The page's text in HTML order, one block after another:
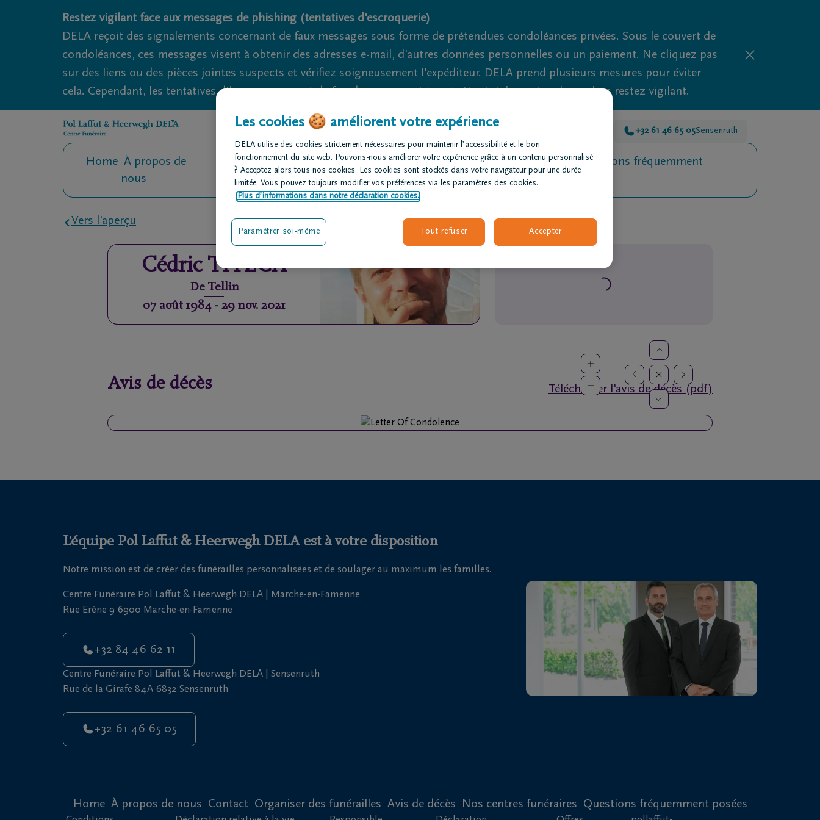
Obituaries.breadcrumbs.SkipLink
Restez vigilant face aux messages de phishing (tentatives d'escroquerie)
DELA reçoit des signalements concernant de faux messages sous forme de prétendues condoléances privées. Sous le couvert de
condoléances, ces messages visent à obtenir des adresses e-mail, d'autres données personnelles ou un paiement. Ne cliquez pas
sur des liens ou des pièces jointes suspects et vérifiez soigneusement l'expéditeur. DELA prend plusieurs mesures pour éviter
cela. Cependant, les tentatives d'hameçonnage et de fraude ne peuvent jamais être totalement exclues, alors restez vigilant.
Nous sommes là pour vous 24h/24 +32 61 46 65 05Sensenruth
Home À propos de
nous
Contact Organiser des
funérailles
Avis de
décès
Nos centres
funéraires
Questions fréquemment
Vers l'aperçu
Cédric TITECA
De Tellin
07 août 1984 -29 nov. 2021
Avis de décès Télécharger l'avis de décès (pdf)
L'équipe Pol Laffut & Heerwegh DELA est à votre disposition
Notre mission est de créer des funérailles personnalisées et de soulager au maximum les familles.
Centre Funéraire Pol Laffut & Heerwegh DELA | Marche-en-Famenne
Rue Erène 9 6900 Marche-en-Famenne
+32 84 46 62 11
Centre Funéraire Pol Laffut & Heerwegh DELA | Sensenruth
Rue de la Girafe 84A 6832 Sensenruth
+32 61 46 65 05
Home À propos de nous Contact Organiser des funérailles Avis de décès Nos centres funéraires Questions fréquemment posées
Les cookies 🍪 améliorent votre expérience
DELA utilise des cookies strictement nécessaires pour maintenir l’accessibilité et le bon
fonctionnement du site web. Pouvons-nous améliorer votre expérience grâce à un contenu personnalisé
? Acceptez alors tous nos cookies. Les cookies sont stockés dans votre navigateur pour une durée
limitée. Vous pouvez toujours modifier vos préférences via les paramètres des cookies.
Plus d’informations dans notre déclaration cookies.
Tout refuser Accepter
Paramétrer soi-même